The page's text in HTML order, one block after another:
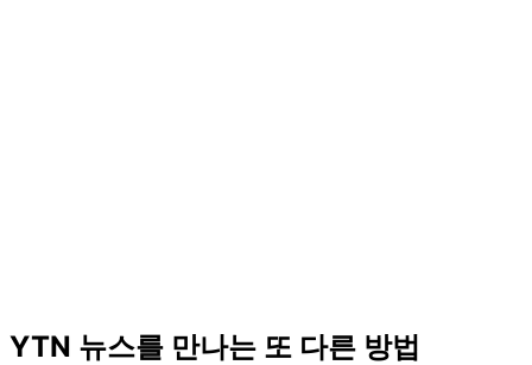
YTN 뉴스를 만나는 또 다른 방법